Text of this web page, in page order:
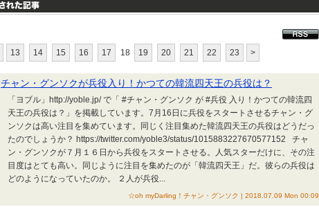
13 14 15 16 17 18 19 20 21 22 23 >
チャン・グンソクが兵役入り！かつての韓流四天王の兵役は？
「ヨブル」http://yoble.jp/ で「 #チャン・グンソク が #兵役 入り！かつての韓流四
天王の兵役は？」を掲載しています。7月16日に兵役をスタートさせるチャン・グ
ンソクは高い注目を集めています。同じく注目集めた韓流四天王の兵役はどうだっ
たのでしょうか？ https://twitter.com/yoble3/status/1015883227670577152 チャ
ン・グンソクが７月１６日から兵役をスタートさせる。人気スターだけに、その注
目度はとても高い。同じように注目を集めたのが「韓流四天王」だ。彼らの兵役は
どのようになっていたのか。 ２人が兵役...
☆oh myDarling！チャン・グンソク | 2018.07.09 Mon 00:09